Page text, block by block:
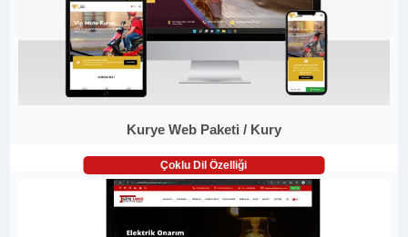
Kurye Web Paketi / Kury
Çoklu Dil Özelliği